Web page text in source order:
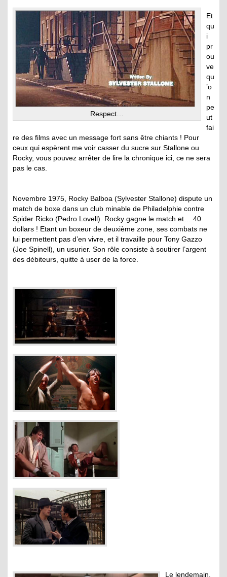
Respect…
Et
qu
i
pr
ou
ve
qu
’o
n
pe
ut
fai
re des films avec un message fort sans être chiants ! Pour
ceux qui espèrent me voir casser du sucre sur Stallone ou
Rocky, vous pouvez arrêter de lire la chronique ici, ce ne sera
pas le cas.
Novembre 1975, Rocky Balboa (Sylvester Stallone) dispute un
match de boxe dans un club minable de Philadelphie contre
Spider Ricko (Pedro Lovell). Rocky gagne le match et… 40
dollars ! Etant un boxeur de deuxième zone, ses combats ne
lui permettent pas d’en vivre, et il travaille pour Tony Gazzo
(Joe Spinell), un usurier. Son rôle consiste à soutirer l’argent
des débiteurs, quitte à user de la force.
Le lendemain,